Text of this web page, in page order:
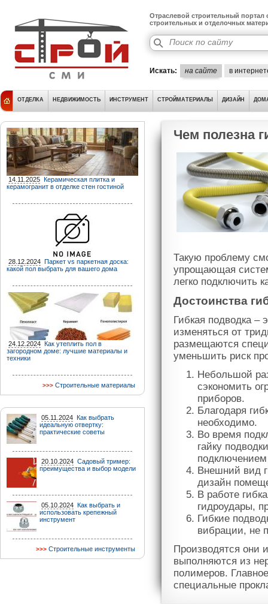
Отраслевой строительный портал
строительных и отделочных
Искать: на сайте в
ОТДЕЛКА НЕДВИЖИМОСТЬ ИНСТРУМЕНТ СТРОЙМАТЕРИАЛЫ ДИЗАЙН
14.11.2025 Керамическая плитка и
керамогранит в отделке стен гостиной
28.12.2024 Паркет vs паркетная доска:
какой пол выбрать для вашего дома
24.12.2024 Как утеплить пол в
загородном доме: лучшие материалы и
техники
Строительные материалы
05.11.2024 Как выбрать
идеальную отвертку:
практические советы
20.10.2024 Садовый тример:
преимущества и выбор модели
05.10.2024 Как выбрать и
использовать крепежный
инструмент
Строительные инструменты
Чем полезна
Такую проблему
упрощающая
легко подключить
Достоинства
Гибкая подводка –
изменяться от
размещаются
уменьшить риск
Небольшой
сэкономить
приборов.
Благодаря
необходимо.
Во время
гайку
Внешний вид
дизайн
В работе
гидроудары,
Гибкие
вибрации, не
Производятся они
выполняются из
полимеров.
специальные